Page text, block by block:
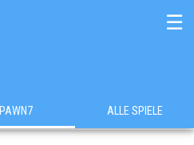
☰
PAWN7 ALLE SPIELE